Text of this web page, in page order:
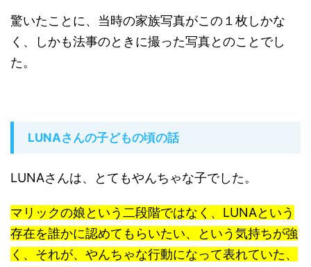
驚いたことに、当時の家族写真がこの１枚しかな
く、しかも法事のときに撮った写真とのことでし
た。
LUNAさんの子どもの頃の話
LUNAさんは、とてもやんちゃな子でした。
マリックの娘という二段階ではなく、LUNAという
存在を誰かに認めてもらいたい、という気持ちが強
く、それが、やんちゃな行動になって表れていた、